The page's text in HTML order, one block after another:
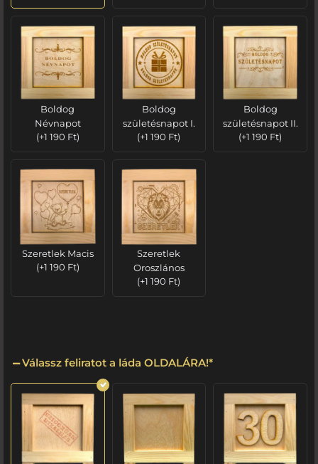
Boldog
Névnapot
(+1 190 Ft)
Boldog
születésnapot I.
(+1 190 Ft)
Boldog
születésnapot II.
(+1 190 Ft)
Szeretlek Macis
(+1 190 Ft)
Szeretlek
Oroszlános
(+1 190 Ft)
Válassz feliratot a láda OLDALÁRA!*